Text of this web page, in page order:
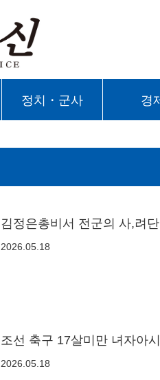
정치・군사 경
김정은총비서 전군의 사,려
2026.05.18
조선 축구 17살미만 녀자아
2026.05.18